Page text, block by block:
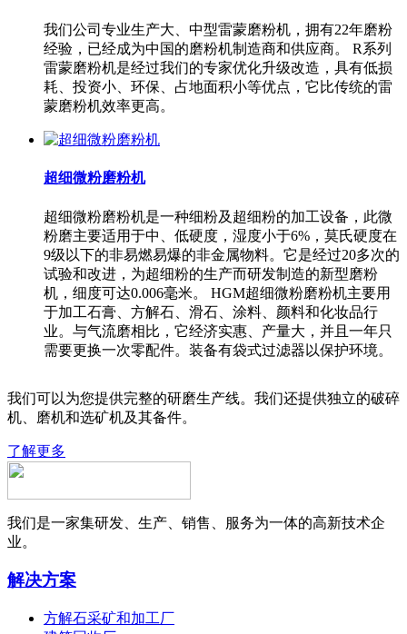
我们公司专业生产大、中型雷蒙磨粉机，拥有22年磨粉
经验，已经成为中国的磨粉机制造商和供应商。 R系列
雷蒙磨粉机是经过我们的专家优化升级改造，具有低损
耗、投资小、环保、占地面积小等优点，它比传统的雷
蒙磨粉机效率更高。
超细微粉磨粉机
超细微粉磨粉机是一种细粉及超细粉的加工设备，此微
粉磨主要适用于中、低硬度，湿度小于6%，莫氏硬度在
9级以下的非易燃易爆的非金属物料。它是经过20多次的
试验和改进，为超细粉的生产而研发制造的新型磨粉
机，细度可达0.006毫米。 HGM超细微粉磨粉机主要用
于加工石膏、方解石、滑石、涂料、颜料和化妆品行
业。与气流磨相比，它经济实惠、产量大，并且一年只
需要更换一次零配件。装备有袋式过滤器以保护环境。
我们可以为您提供完整的研磨生产线。我们还提供独立的破碎
机、磨机和选矿机及其备件。
了解更多
我们是一家集研发、生产、销售、服务为一体的高新技术企
业。
解决方案
方解石采矿和加工厂